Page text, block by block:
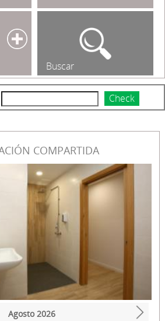
Buscar
Check
COMPARTIDA
Agosto 2026